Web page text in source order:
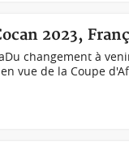
2023,
changement à
vue de la Coupe